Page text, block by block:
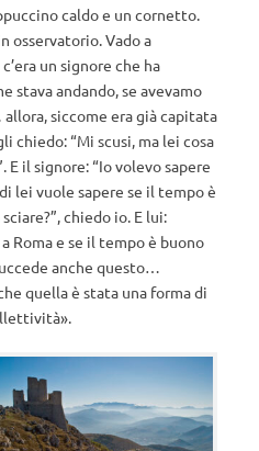
caldo e un cornetto.
osservatorio. Vado a
un signore che ha
stava andando, se avevamo
siccome era già capitata
chiedo: “Mi scusi, ma lei cosa
il signore: “Io volevo sapere
lei vuole sapere se il tempo è
chiedo io. E lui:
Roma e se il tempo è buono
anche questo…
quella è stata una forma di